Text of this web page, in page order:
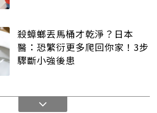
殺蟑螂丟馬桶才乾淨？日本
醫：恐繁衍更多爬回你家！3步
驟斷小強後患